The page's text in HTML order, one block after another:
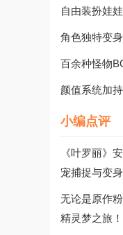
自由装扮娃
角色独特变
百余种怪物
颜值系统加
小编点评
《叶罗丽》
宠捕捉与变
无论是原作
精灵梦之旅！